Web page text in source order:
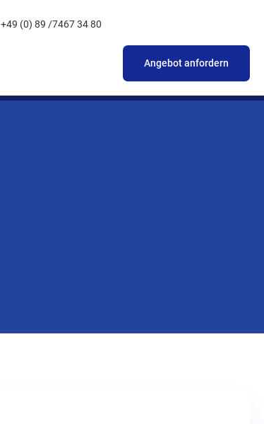
+49 (0) 89 /7467 34 80
Angebot anfordern